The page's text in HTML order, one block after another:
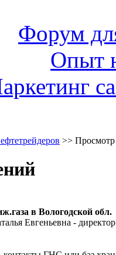
Форум
Опыт
>>
в Вологодской обл.
Евгеньевна -